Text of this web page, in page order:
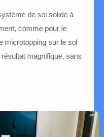
de sol solide à
comme pour le
microtopping sur le sol
magnifique, sans